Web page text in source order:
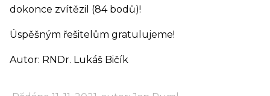
dokonce zvítězil (84 bodů)!
Úspěšným řešitelům gratulujeme!
Autor: RNDr. Lukáš Bičík